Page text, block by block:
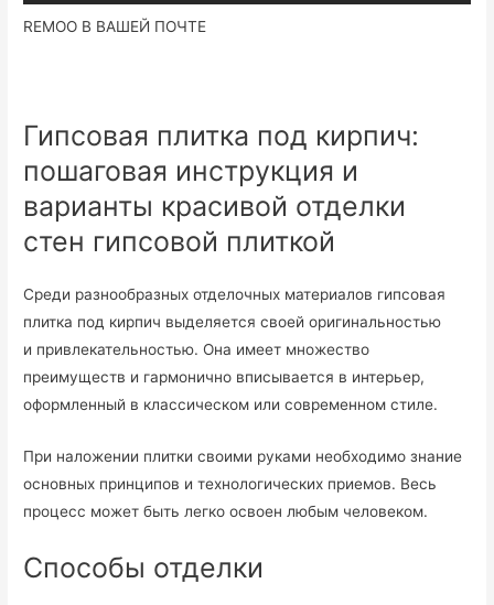
REMOO В ВАШЕЙ ПОЧТЕ
Гипсовая плитка под кирпич:
пошаговая инструкция и
варианты красивой отделки
стен гипсовой плиткой
Среди разнообразных отделочных материалов гипсовая
плитка под кирпич выделяется своей оригинальностью
и привлекательностью. Она имеет множество
преимуществ и гармонично вписывается в интерьер,
оформленный в классическом или современном стиле.
При наложении плитки своими руками необходимо знание
основных принципов и технологических приемов. Весь
процесс может быть легко освоен любым человеком.
Способы отделки